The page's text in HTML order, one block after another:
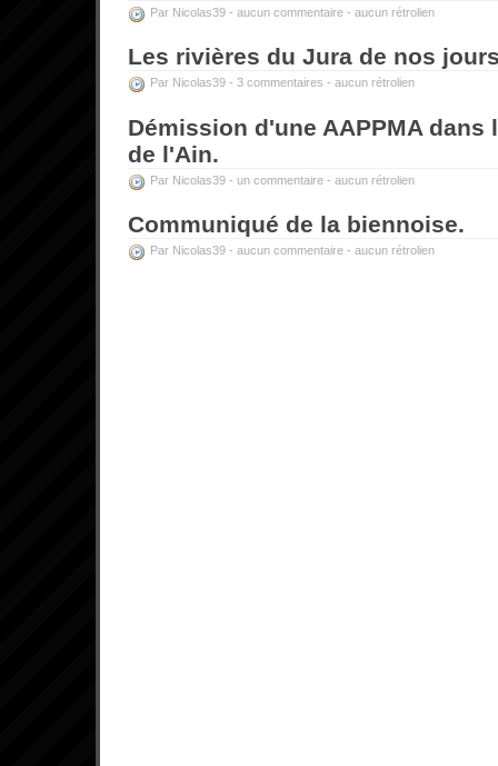
Par Nicolas39 - aucun commentaire - aucun rétrolien
Les rivières du Jura de nos
Par Nicolas39 - 3 commentaires - aucun rétrolien
Démission d'une AAPPMA dans
de l'Ain.
Par Nicolas39 - un commentaire - aucun rétrolien
Communiqué de la biennoise.
Par Nicolas39 - aucun commentaire - aucun rétrolien